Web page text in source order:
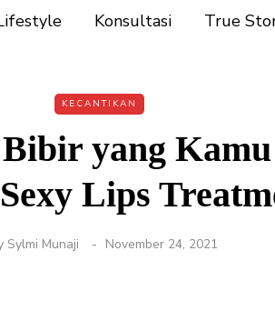
Konsultasi True
KECANTIKAN
yang
Lips
Sylmi Munaji November 24, 2021